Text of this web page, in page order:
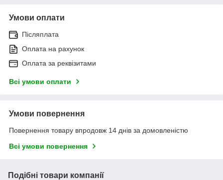
Умови оплати
Післяплата
Оплата на рахунок
Оплата за реквізитами
Всі умови оплати
Умови повернення
Повернення товару впродовж 14 днів за домовленістю
Всі умови повернення
Подібні товари компанії